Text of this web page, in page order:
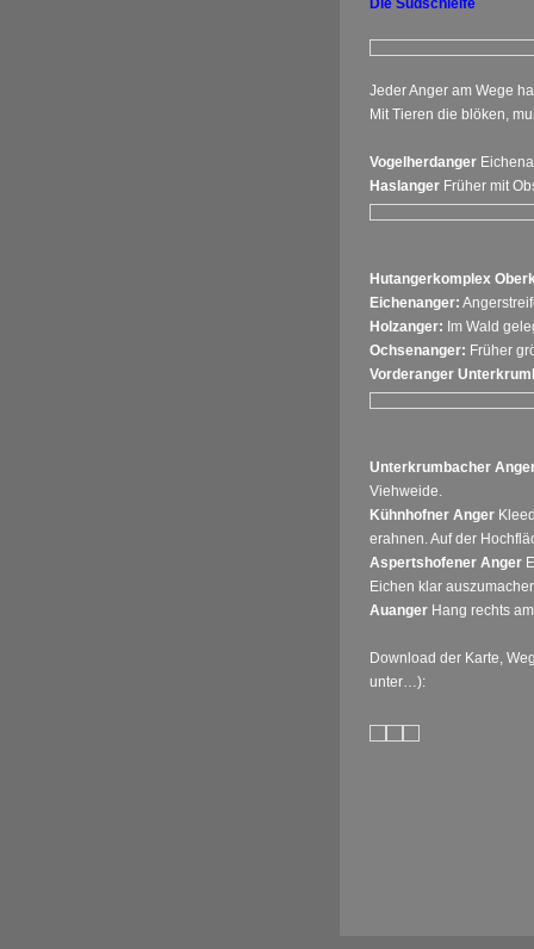
Die Südschleife
Jeder Anger am Wege
Mit Tieren die blöken,
Vogelherdanger
Haslanger Früher mit
Hutangerkomplex
Eichenanger:
Holzanger: Im Wald
Ochsenanger: Früher
Vorderanger
Unterkrumbacher
Viehweide.
Kühnhofner Anger
erahnen. Auf der
Aspertshofener Anger
Eichen klar
Auanger Hang rechts
Download der Karte,
unter…):